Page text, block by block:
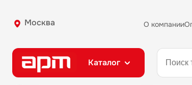
Москва О компании
Каталог